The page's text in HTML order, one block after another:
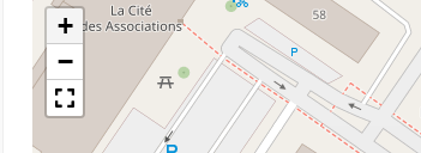
+
−
FENÊTRE